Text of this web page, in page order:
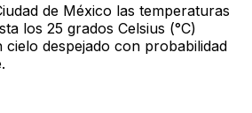
de México las temperaturas
los 25 grados Celsius (°C)
cielo despejado con probabilidad